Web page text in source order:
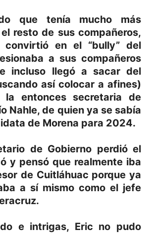
que tenía mucho más
resto de sus compañeros,
convirtió en el “bully” del
a sus compañeros
incluso llegó a sacar del
así colocar a afines)
entonces secretaria de
Nahle, de quien ya se sabía
de Morena para 2024.
de Gobierno perdió el
y pensó que realmente iba
de Cuitláhuac porque ya
a sí mismo como el jefe
e intrigas, Eric no pudo